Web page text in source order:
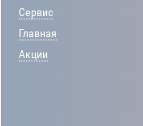
Сервис
Главная
Акции